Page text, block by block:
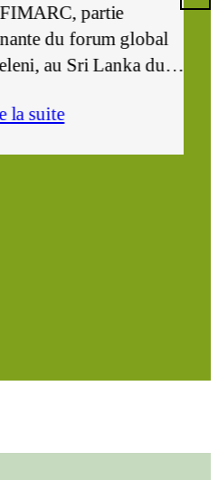
partie
du forum global
au Sri Lanka du…